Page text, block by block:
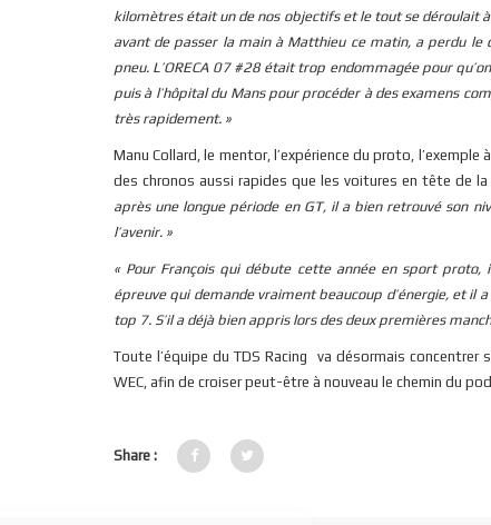
kilomètres était un de nos objectifs et le tout se déroulait
avant de passer la main à Matthieu ce matin, a perdu le
pneu. L’ORECA 07 #28 était trop endommagée pour
puis à l’hôpital du Mans pour procéder à des examens
très rapidement. »
Manu Collard, le mentor, l’expérience du proto,
des chronos aussi rapides que les voitures en tête de la
après une longue période en GT, il a bien retrouvé son
l’avenir. »
« Pour François qui débute cette année en sport
épreuve qui demande vraiment beaucoup d’énergie, et il
top 7. S’il a déjà bien appris lors des deux premières
Toute l’équipe du TDS Racing va désormais
WEC, afin de croiser peut-être à nouveau le chemin du
Share :